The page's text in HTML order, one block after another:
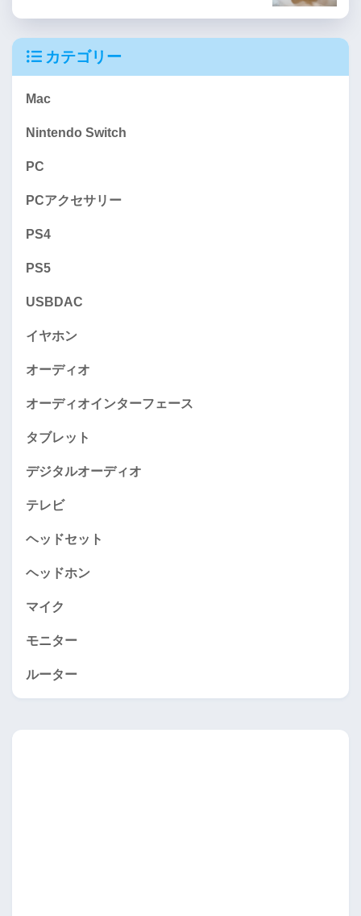
カテゴリー
Mac
Nintendo Switch
PC
PCアクセサリー
PS4
PS5
USBDAC
イヤホン
オーディオ
オーディオインターフェース
タブレット
デジタルオーディオ
テレビ
ヘッドセット
ヘッドホン
マイク
モニター
ルーター